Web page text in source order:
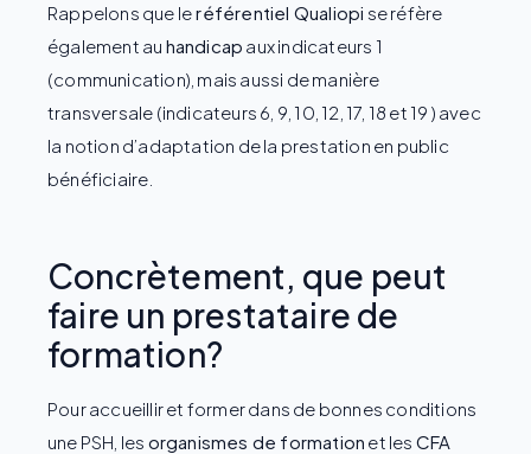
Rappelons que leréférentiel Qualiopi se réfère
également au handicap aux indicateurs 1
(communication), mais aussi de manière
transversale (indicateurs 6, 9, 10, 12, 17, 18 et 19 ) avec
la notion d’adaptation de la prestation en public
bénéficiaire.
Concrètement, que peut
faire un prestataire de
formation?
Pour accueillir et former dans de bonnes conditions
une PSH, les organismes de formation et les CFA